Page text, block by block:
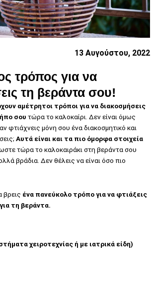
13 Αυγούστου, 2022
τρόπος για να
τη βεράντα σου!
αμέτρητοι τρόποι για να διακοσμήσεις
σου τώρα το καλοκαίρι. Δεν είναι όμως
φτιάχνεις μόνη σου ένα διακοσμητικό και
Αυτά είναι και τα πιο όμορφα στοιχεία
τώρα το καλοκαιράκι στη βεράντα σου
βράδια. Δεν θέλεις να είναι όσο πιο
βρεις ένα πανεύκολο τρόπο για να φτιάξεις
τη βεράντα.
χειροτεχνίας ή με ιατρικά είδη)